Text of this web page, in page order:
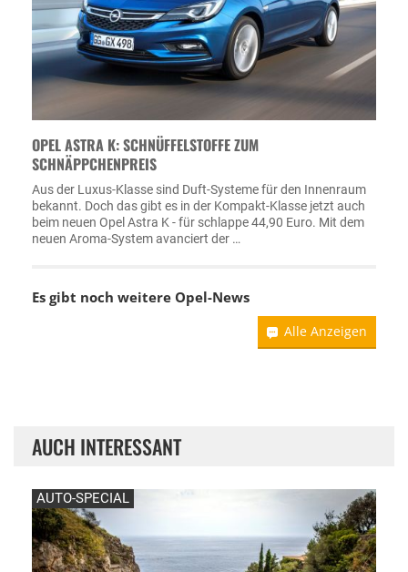
OPEL ASTRA K: SCHNÜFFELSTOFFE ZUM
SCHNÄPPCHENPREIS
Aus der Luxus-Klasse sind Duft-Systeme für den Innenraum
bekannt. Doch das gibt es in der Kompakt-Klasse jetzt auch
beim neuen Opel Astra K - für schlappe 44,90 Euro. Mit dem
neuen Aroma-System avanciert der …
Es gibt noch weitere Opel-News
Alle Anzeigen
AUCH INTERESSANT
AUTO-SPECIAL